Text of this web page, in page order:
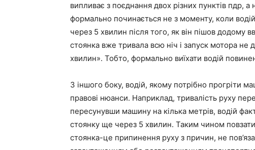
випливає з поєднання двох різних пунктів пдр,
формально починається не з моменту, коли
через 5 хвилин після того, як він пішов додому
стоянка вже тривала всю ніч і запуск мотора не
хвилин». Тобто, формально виїхати водій
З іншого боку, водій, якому потрібно прогріти
правові нюанси. Наприклад, тривалість руху
пересунувши машину на кілька метрів, водій
стоянку ще через 5 хвилин. Таким чином
стоянка-це припинення руху з причин, не